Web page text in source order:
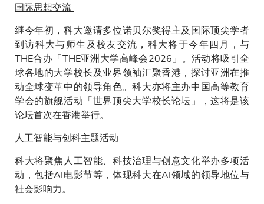
国际思想交流
继今年初，科大邀请多位诺贝尔奖得主及国际顶尖学者
到访科大与师生及校友交流，科大将于今年四月，与
THE合办「THE亚洲大学高峰会2026」。活动将吸引全
球各地的大学校长及业界领袖汇聚香港，探讨亚洲在推
动全球变革中的领导角色。科大亦将主办中国高等教育
学会的旗舰活动「世界顶尖大学校长论坛」，这将是该
论坛首次在香港举行。
人工智能与创科主题活动
科大将聚焦人工智能、科技治理与创意文化举办多项活
动，包括AI电影节等，体现科大在AI领域的领导地位与
社会影响力。